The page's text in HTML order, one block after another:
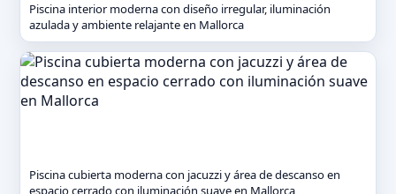
Piscina interior moderna con diseño irregular, iluminación
azulada y ambiente relajante en Mallorca
Piscina cubierta moderna con jacuzzi y área de descanso en
espacio cerrado con iluminación suave en Mallorca